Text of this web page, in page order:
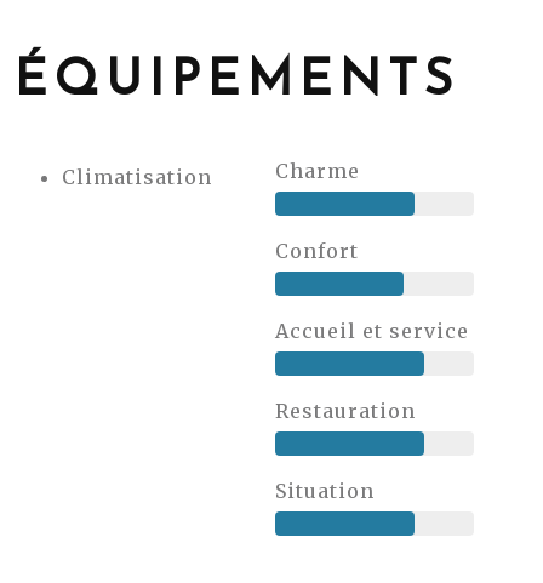
ÉQUIPEMENTS
Climatisation Charme
Confort
Accueil et service
Restauration
Situation